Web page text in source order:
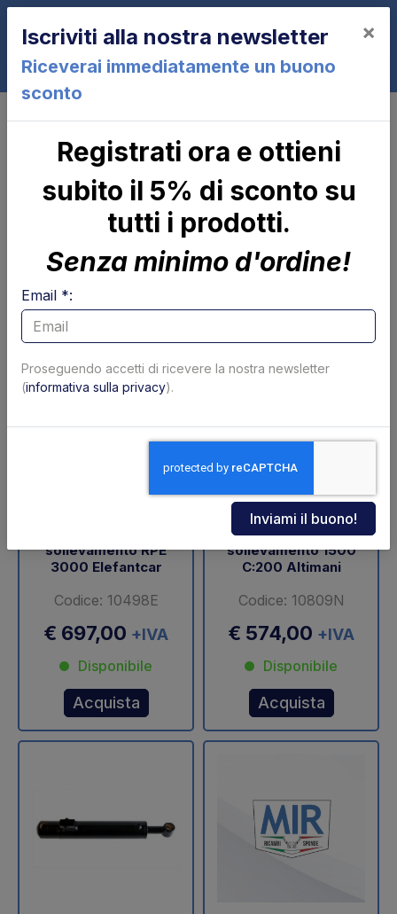
0
Cilindri di sollevamento
Pagina 1 di 6 Mostra per pagina
Filtra Cilindri di sollevamento per marca
Dhollandia Dautel Zepro BAR Altimani MBB
Filtri
sollevamento RPE
3000 Elefantcar
Codice: 10498E
€ 697,00 +IVA
Disponibile
Acquista
Cilindro di
sollevamento 1500
C:200 Altimani
Codice: 10809N
€ 574,00 +IVA
Disponibile
Acquista
Iscriviti alla nostra newsletter
Riceverai immediatamente un buono
sconto
×
Registrati ora e ottieni
subito il 5% di sconto su
tutti i prodotti.
Senza minimo d'ordine!
Email *:
Proseguendo accetti di ricevere la nostra newsletter
(informativa sulla privacy).